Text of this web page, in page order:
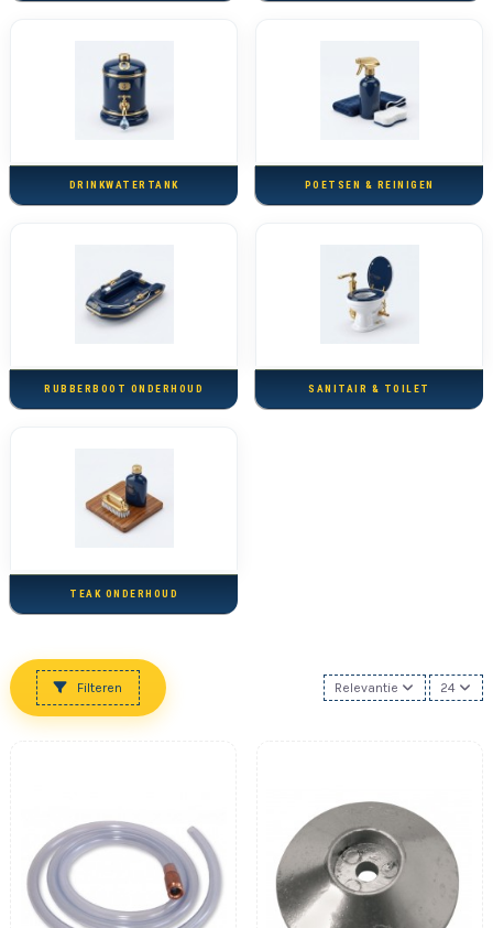
DRINKWATERTANK POETSEN & REINIGEN
RUBBERBOOT ONDERHOUD SANITAIR & TOILET
TEAK ONDERHOUD
Filteren Relevantie 24